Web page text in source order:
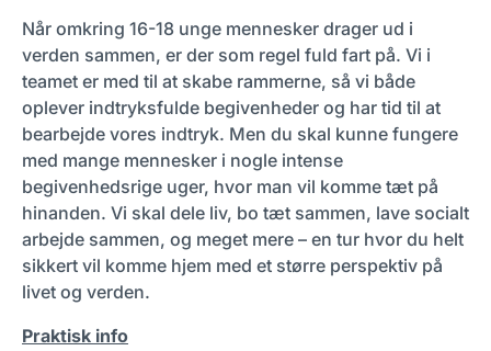
Når omkring 16-18 unge mennesker drager ud i
verden sammen, er der som regel fuld fart på. Vi i
teamet er med til at skabe rammerne, så vi både
oplever indtryksfulde begivenheder og har tid til at
bearbejde vores indtryk. Men du skal kunne fungere
med mange mennesker i nogle intense
begivenhedsrige uger, hvor man vil komme tæt på
hinanden. Vi skal dele liv, bo tæt sammen, lave socialt
arbejde sammen, og meget mere – en tur hvor du helt
sikkert vil komme hjem med et større perspektiv på
livet og verden.
Praktisk info